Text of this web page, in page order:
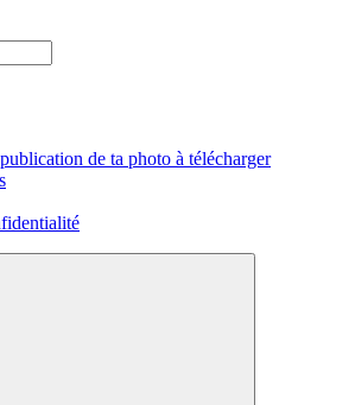
de ta photo à télécharger